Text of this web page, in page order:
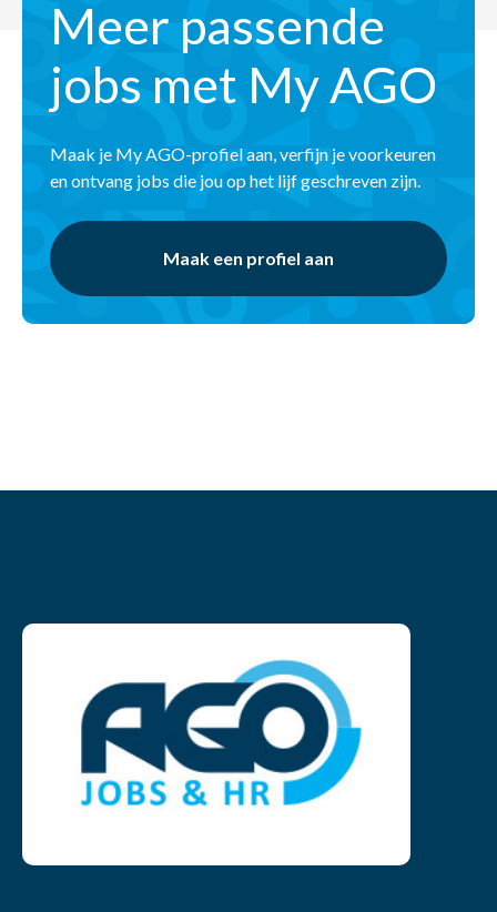
Meer passende
jobs met My AGO
Maak je My AGO-profiel aan, verfijn je voorkeuren
en ontvang jobs die jou op het lijf geschreven zijn.
Maak een profiel aan